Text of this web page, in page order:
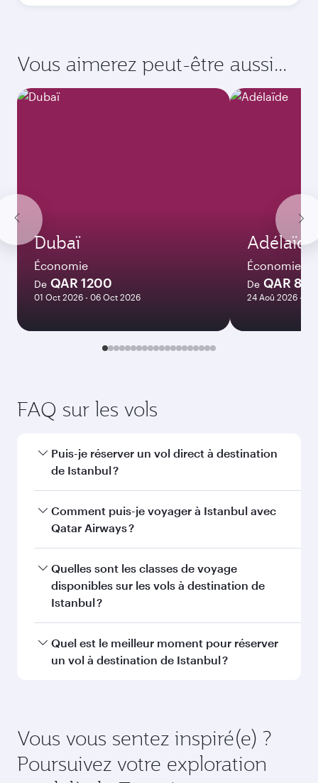
Octobre
QAR2 510
Décembre
Janvier
Rechercher des vols
Vous aimerez peut-être aussi...
De QAR 1200 De QAR
24 Aoû 2026 -